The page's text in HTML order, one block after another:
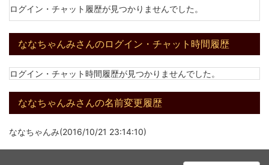
ログイン・チャット履歴が見つかりませんでした。
ななちゃんみさんのログイン・チャット時間履歴
ログイン・チャット時間履歴が見つかりませんでした。
ななちゃんみさんの名前変更履歴
ななちゃんみ(2016/10/21 23:14:10)